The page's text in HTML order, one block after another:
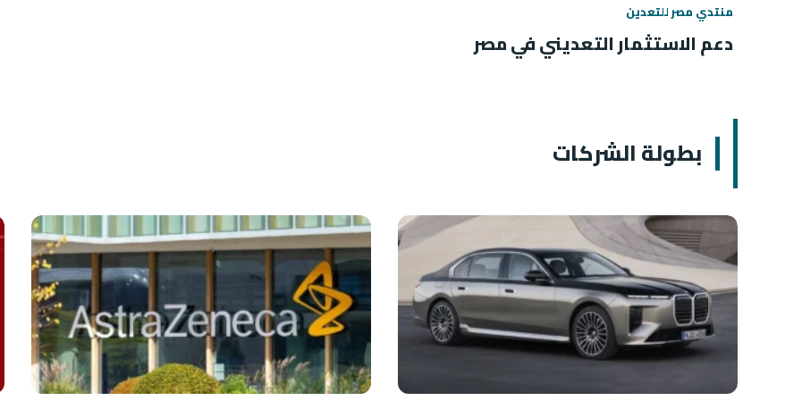
منتدي مصر للتعدين
دعم الاستثمار التعديني في مصر
بطولة الشركات